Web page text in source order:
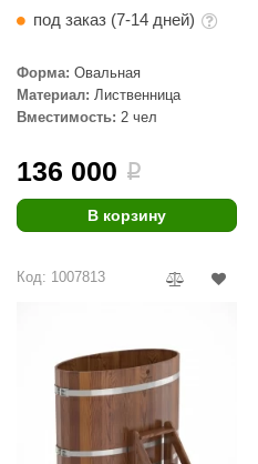
под заказ (7-14 дней)
Форма: Овальная
Материал: Лиственница
Вместимость: 2 чел
136 000 i
В корзину
Код: 1007813